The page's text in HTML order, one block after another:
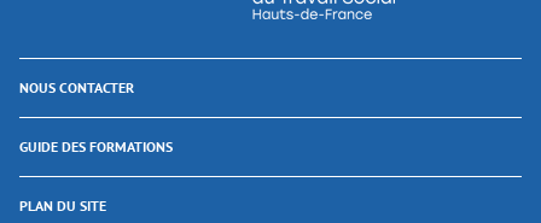
NOUS CONTACTER
GUIDE DES FORMATIONS
PLAN DU SITE